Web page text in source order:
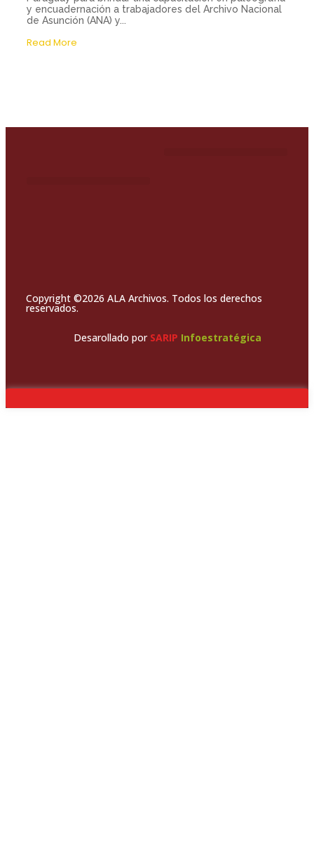
y encuadernación a trabajadores del Archivo Nacional
de Asunción (ANA) y...
Read More
Copyright ©2026 ALA Archivos. Todos los derechos
reservados.
Desarollado por SARIP Infoestratégica